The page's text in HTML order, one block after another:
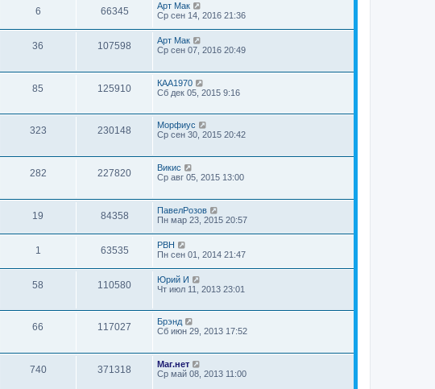
6 66345
Арт Мак
Ср сен 14, 2016 21:36
36 107598
Арт Мак
Ср сен 07, 2016 20:49
85 125910
КАА1970
Сб дек 05, 2015 9:16
323 230148
Морфиус
Ср сен 30, 2015 20:42
282 227820
Викис
Ср авг 05, 2015 13:00
19 84358
ПавелРозов
Пн мар 23, 2015 20:57
1 63535
РВН
Пн сен 01, 2014 21:47
58 110580
Юрий И
Чт июл 11, 2013 23:01
66 117027
Брэнд
Сб июн 29, 2013 17:52
740 371318
Маг.нет
Ср май 08, 2013 11:00